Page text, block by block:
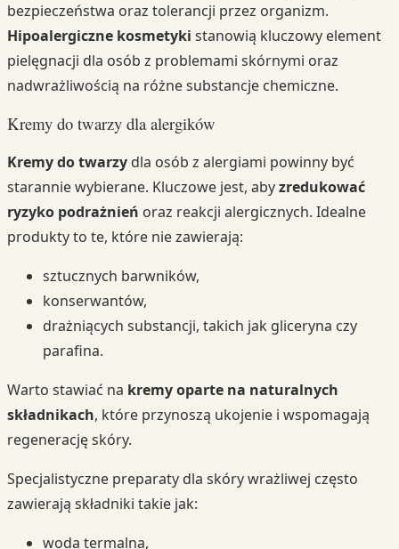
bezpieczeństwa oraz tolerancji przez organizm.
Hipoalergiczne kosmetyki stanowią kluczowy element
pielęgnacji dla osób z problemami skórnymi oraz
nadwrażliwością na różne substancje chemiczne.
Kremy do twarzy dla alergików
Kremy do twarzy dla osób z alergiami powinny być
starannie wybierane. Kluczowe jest, abyzredukować
ryzyko podrażnień oraz reakcji alergicznych. Idealne
produkty to te, które nie zawierają:
sztucznych barwników,
konserwantów,
drażniących substancji, takich jak gliceryna czy
parafina.
Warto stawiać na kremy oparte na naturalnych
składnikach, które przynoszą ukojenie i wspomagają
regenerację skóry.
Specjalistyczne preparaty dla skóry wrażliwej często
zawierają składniki takie jak:
woda termalna,